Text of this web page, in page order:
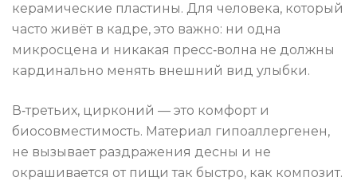
керамические пластины. Для человека, который
часто живёт в кадре, это важно: ни одна
микросцена и никакая пресс‑волна не должны
кардинально менять внешний вид улыбки.
В‑третьих, цирконий — это комфорт и
биосовместимость. Материал гипоаллергенен,
не вызывает раздражения десны и не
окрашивается от пищи так быстро, как композит.